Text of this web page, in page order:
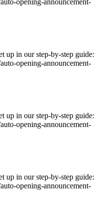
opening-announcement-
up in our step-by-step guide:
opening-announcement-
up in our step-by-step guide:
opening-announcement-
up in our step-by-step guide:
opening-announcement-